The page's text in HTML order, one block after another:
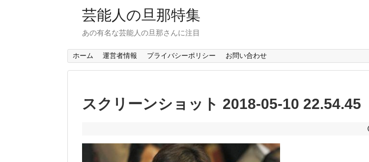
芸能人の旦那特集
あの有名な芸能人の旦那さんに注目
ホーム 運営者情報 プライバシーポリシー お問い合わせ
スクリーンショット 2018-05-10 22.54.45